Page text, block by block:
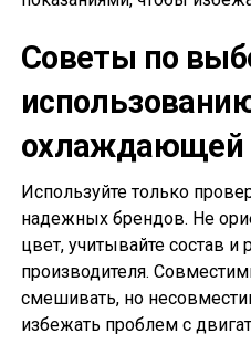
Советы по
охлаждающей
Используйте только
надежных брендов. Не
цвет, учитывайте состав
производителя.
смешивать, но
избежать проблем с